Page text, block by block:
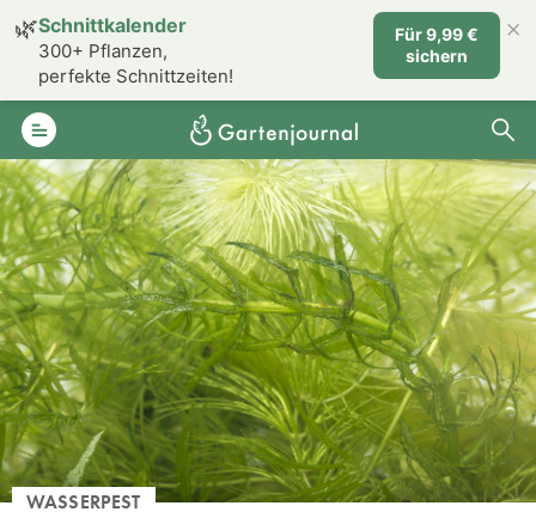
WASSERPEST
🌿Schnittkalender
300+ Pflanzen,
perfekte Schnittzeiten!
Für 9,99 €
sichern
×